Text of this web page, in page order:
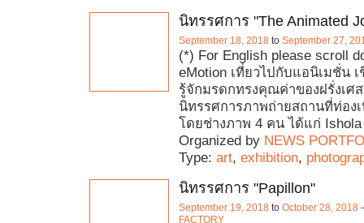
นิทรรศการ "The Animated
September 18, 2018 to September 27,
(*) For English please scroll
eMotion เที่ยวไปกับแอนิเมชั่น
รู้จักมรดกทรงคุณค่าของฝรั่งเศ
นิทรรศการภาพถ่ายสถานที่ท่อง
โดยช่างภาพ 4 คน ได้แก่ Ishola
Organized by NEWS
Type: art, exhibition,
นิทรรศการ "Papillon"
September 19, 2018 to October 28, 2018
FACTORY